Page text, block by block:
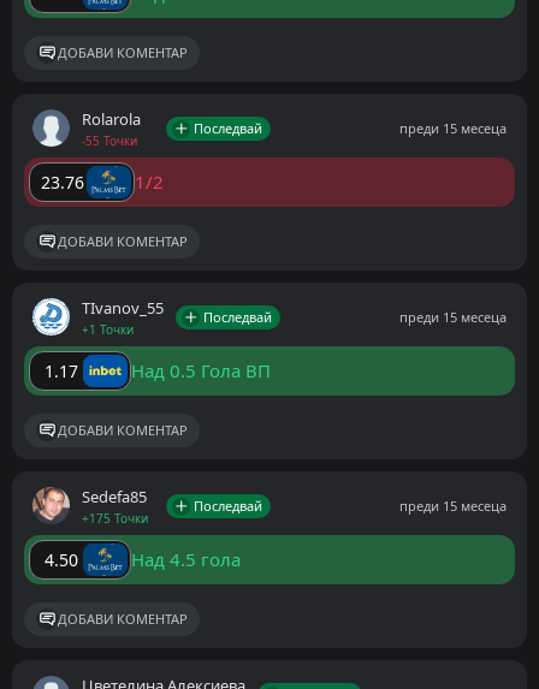
ДОБАВИ КОМЕНТАР
Rolarola
-55 Точки
Последвай преди 15 месеца
23.76 1/2
ДОБАВИ КОМЕНТАР
ТIvanov_55
+1 Точки
Последвай преди 15 месеца
1.17 Над 0.5 Гола ВП
ДОБАВИ КОМЕНТАР
Sedefa85
+175 Точки
Последвай преди 15 месеца
4.50 Над 4.5 гола
ДОБАВИ КОМЕНТАР